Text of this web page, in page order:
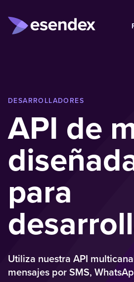
DESARROLLADORES
API de
para
Utiliza nuestra API
mensajes por SMS,